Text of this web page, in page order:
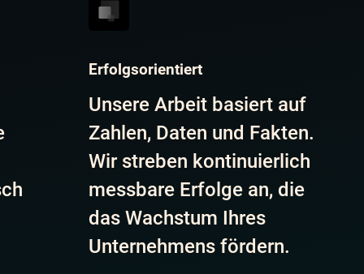
Erfolgsorientiert
Unsere Arbeit basiert auf
Zahlen, Daten und Fakten.
Wir streben kontinuierlich
messbare Erfolge an, die
das Wachstum Ihres
Unternehmens fördern.